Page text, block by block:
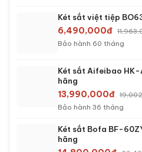
Két sắt việt tiệp
6,490,000đ
Bảo hành 60 tháng
Két sắt Aifeibao
hãng
13,990,000đ
Bảo hành 36 tháng
Két sắt Bofa BF-
hãng